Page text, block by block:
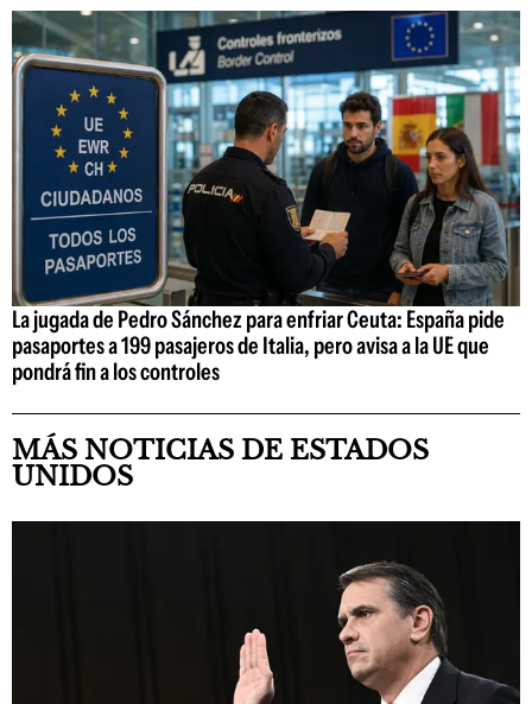
La jugada de Pedro Sánchez para enfriar Ceuta: España pide
pasaportes a 199 pasajeros de Italia, pero avisa a la UE que
pondrá fin a los controles
MÁS NOTICIAS DE ESTADOS
UNIDOS